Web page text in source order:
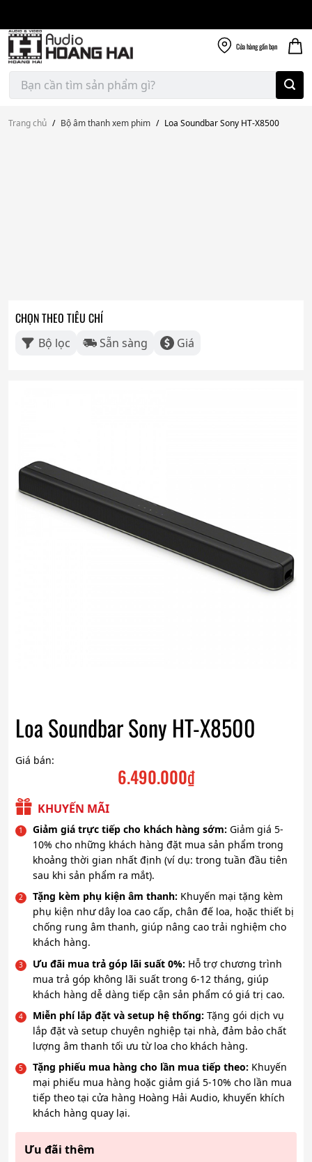
content
Cửa hànggần bạn
Tìm
kiếm:
Trang chủ / Bộ âm thanh xem phim / Loa Soundbar Sony HT-X8500
CHỌN THEO TIÊU CHÍ
Bộ lọc Sẵn sàng Giá
Loa Soundbar Sony HT-X8500
Giá bán:
6.490.000₫
KHUYẾN MÃI
Giảm giá trực tiếp cho khách hàng sớm: Giảm giá 5-
10% cho những khách hàng đặt mua sản phẩm trong
khoảng thời gian nhất định (ví dụ: trong tuần đầu tiên
sau khi sản phẩm ra mắt).
Tặng kèm phụ kiện âm thanh: Khuyến mại tặng kèm
phụ kiện như dây loa cao cấp, chân đế loa, hoặc thiết bị
chống rung âm thanh, giúp nâng cao trải nghiệm cho
khách hàng.
Ưu đãi mua trả góp lãi suất 0%: Hỗ trợ chương trình
mua trả góp không lãi suất trong 6-12 tháng, giúp
khách hàng dễ dàng tiếp cận sản phẩm có giá trị cao.
Miễn phí lắp đặt và setup hệ thống: Tặng gói dịch vụ
lắp đặt và setup chuyên nghiệp tại nhà, đảm bảo chất
lượng âm thanh tối ưu từ loa cho khách hàng.
Tặng phiếu mua hàng cho lần mua tiếp theo: Khuyến
mại phiếu mua hàng hoặc giảm giá 5-10% cho lần mua
tiếp theo tại cửa hàng Hoàng Hải Audio, khuyến khích
khách hàng quay lại.
Ưu đãi thêm